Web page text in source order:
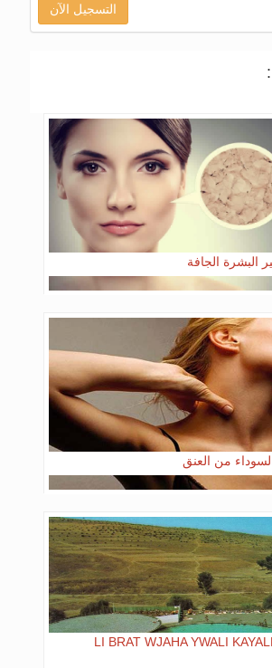
التسجيل الآن
البشرة الجافة
من العنق
LI BRAT WJAHA YWALI